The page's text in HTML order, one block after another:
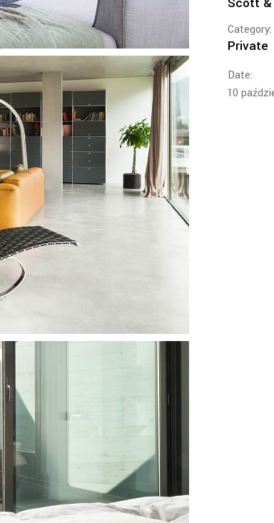
Category:
Private
Date:
10